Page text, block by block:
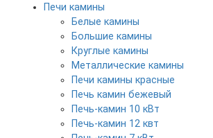
Печи камины
Белые камины
Большие камины
Круглые камины
Металлические камины
Печи камины красные
Печь камин бежевый
Печь-камин 10 кВт
Печь-камин 12 квт